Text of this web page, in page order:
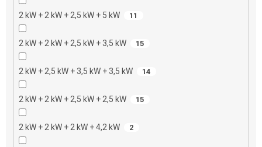
2 kW + 2 kW + 2,5 kW + 5 kW 11
2 kW + 2 kW + 2,5 kW + 3,5 kW 15
2 kW + 2,5 kW + 3,5 kW + 3,5 kW 14
2 kW + 2 kW + 2,5 kW + 2,5 kW 15
2 kW + 2 kW + 2 kW + 4,2 kW 2